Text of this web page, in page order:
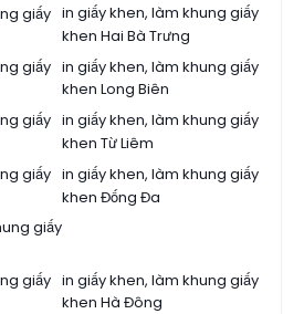
in giấy khen, làm khung giấy
khen Hai Bà Trưng
giấy
in giấy khen, làm khung giấy
khen Long Biên
giấy
in giấy khen, làm khung giấy
khen Từ Liêm
giấy
in giấy khen, làm khung giấy
khen Đống Đa
giấy
giấy
giấy in giấy khen, làm khung giấy
khen Hà Đông